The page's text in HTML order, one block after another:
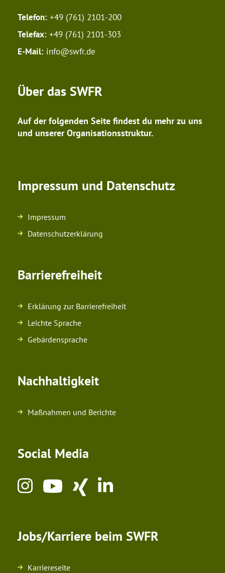
Telefon: +49 (761) 2101-200
Telefax: +49 (761) 2101-303
E-Mail: info@swfr.de
Über das SWFR
Auf der folgenden Seite findest du mehr zu uns
und unserer Organisationsstruktur.
Impressum und Datenschutz
Impressum
Datenschutzerklärung
Barrierefreiheit
Erklärung zur Barrierefreiheit
Leichte Sprache
Gebärdensprache
Nachhaltigkeit
Maßnahmen und Berichte
Social Media
Jobs/Karriere beim SWFR
Karriereseite